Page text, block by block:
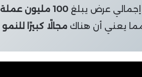
100 مليون عملة
يعني أن هناك مجالًا كبيرًا للنمو